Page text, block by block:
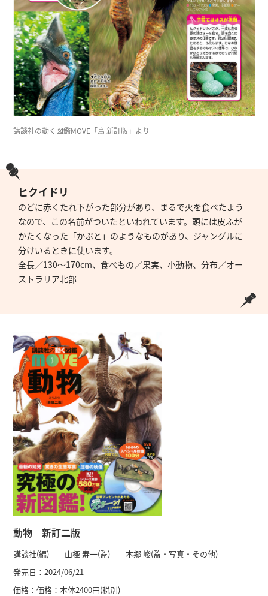
講談社の動く図鑑MOVE「鳥 新訂版」より
ヒクイドリ
のどに赤くたれ下がった部分があり、まるで火を食べたよう
なので、この名前がついたといわれています。頭には皮ふが
かたくなった「かぶと」のようなものがあり、ジャングルに
分けいるときに使います。
全長／130～170cm、食べもの／果実、小動物、分布／オー
ストラリア北部
動物 新訂二版
講談社(編) 山極 寿一(監) 本郷 峻(監・写真・その他)
発売日：2024/06/21
価格：価格：本体2400円(税別)